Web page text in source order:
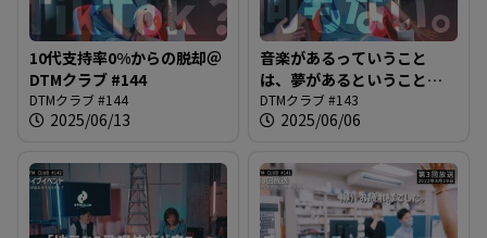
10代支持率0%からの脱却＠
DTMクラブ #144
DTMクラブ #144
2025/06/13
音楽があるっていうこと
は、夢があるということ＠
DTMクラブ #143
DTMクラブ #143
2025/06/06